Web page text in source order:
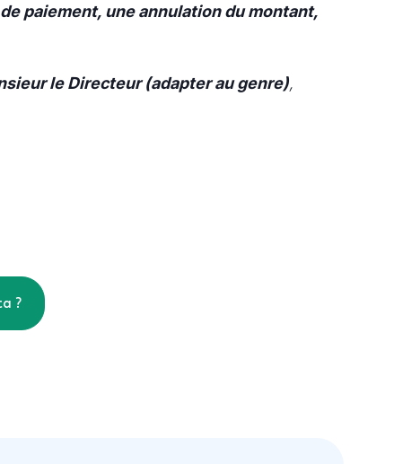
paiement, une annulation du montant,
le Directeur (adapter au genre),
?